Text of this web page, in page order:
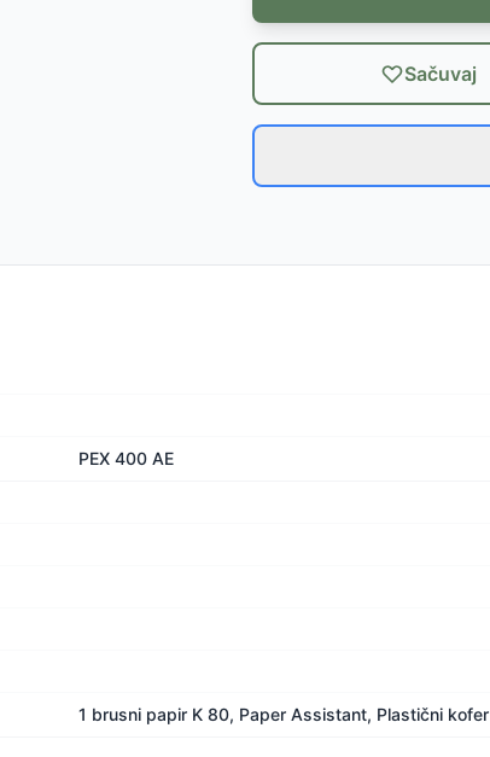
Sačuvaj
PEX 400 AE
1 brusni papir K 80, Paper Assistant, Plastični kofer